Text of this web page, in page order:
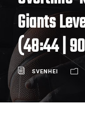
Giants
(48:44 |
SVENHEI